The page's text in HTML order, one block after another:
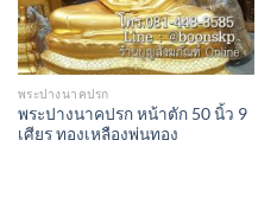
พระปางนาคปรก
พระปางนาคปรก หน้าตัก 50 นิ้ว 9
เศียร ทองเหลืองพ่นทอง